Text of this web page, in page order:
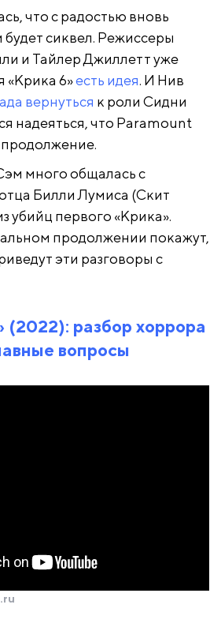
что с радостью вновь
сиквел. Режиссеры
и Тайлер Джиллетт уже
«Крика 6»есть идея. И Нив
вернуться к роли Сидни
надеяться, что Paramount
много общалась с
Билли Лумиса (Скит
убийц первого «Крика».
продолжении покажут,
эти разговоры с
(2022): разбор хоррора
вопросы